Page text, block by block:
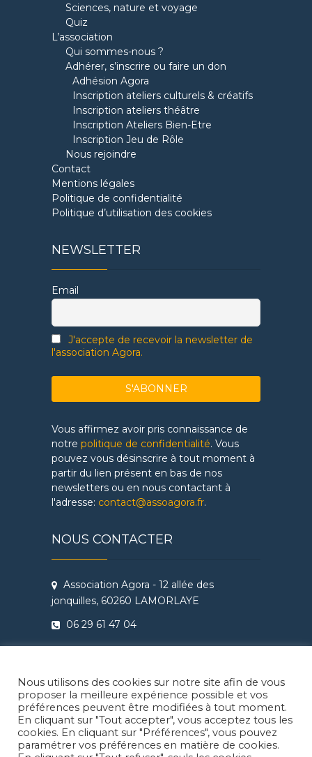
Sciences, nature et voyage
Quiz
L’association
Qui sommes-nous ?
Adhérer, s’inscrire ou faire un don
Adhésion Agora
Inscription ateliers culturels & créatifs
Inscription ateliers théâtre
Inscription Ateliers Bien-Etre
Inscription Jeu de Rôle
Nous rejoindre
Contact
Mentions légales
Politique de confidentialité
Politique d’utilisation des cookies
NEWSLETTER
Email
J'accepte de recevoir la newsletter de
l'association Agora.
Vous affirmez avoir pris connaissance de
notre politique de confidentialité. Vous
pouvez vous désinscrire à tout moment à
partir du lien présent en bas de nos
newsletters ou en nous contactant à
l'adresse: contact@assoagora.fr.
NOUS CONTACTER
Association Agora - 12 allée des
jonquilles, 60260 LAMORLAYE
06 29 61 47 04
Règlement intérieur Agora - Ateliers
Théâtre & Cinéma
Nous utilisons des cookies sur notre site afin de vous
proposer la meilleure expérience possible et vos
préférences peuvent être modifiées à tout moment.
En cliquant sur "Tout accepter", vous acceptez tous les
cookies. En cliquant sur "Préférences", vous pouvez
paramétrer vos préférences en matière de cookies.